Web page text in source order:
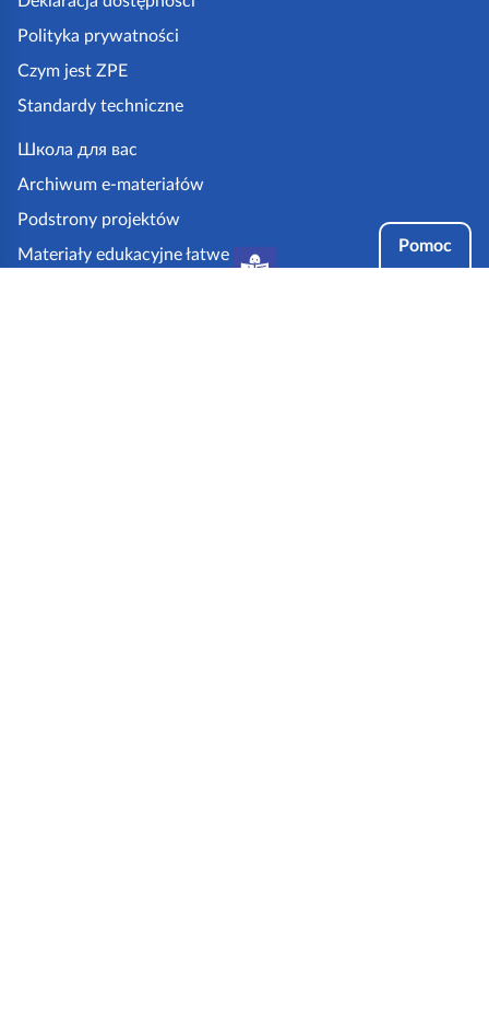
Pomoc
.
Polityka prywatności
Czym jest ZPE
Standardy techniczne
Школа для вас
Archiwum e-materiałów
Podstrony projektów
Materiały edukacyjne łatwe